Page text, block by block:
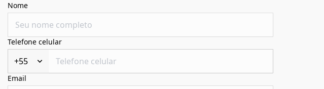
Nome
Telefone celular
+55
Email